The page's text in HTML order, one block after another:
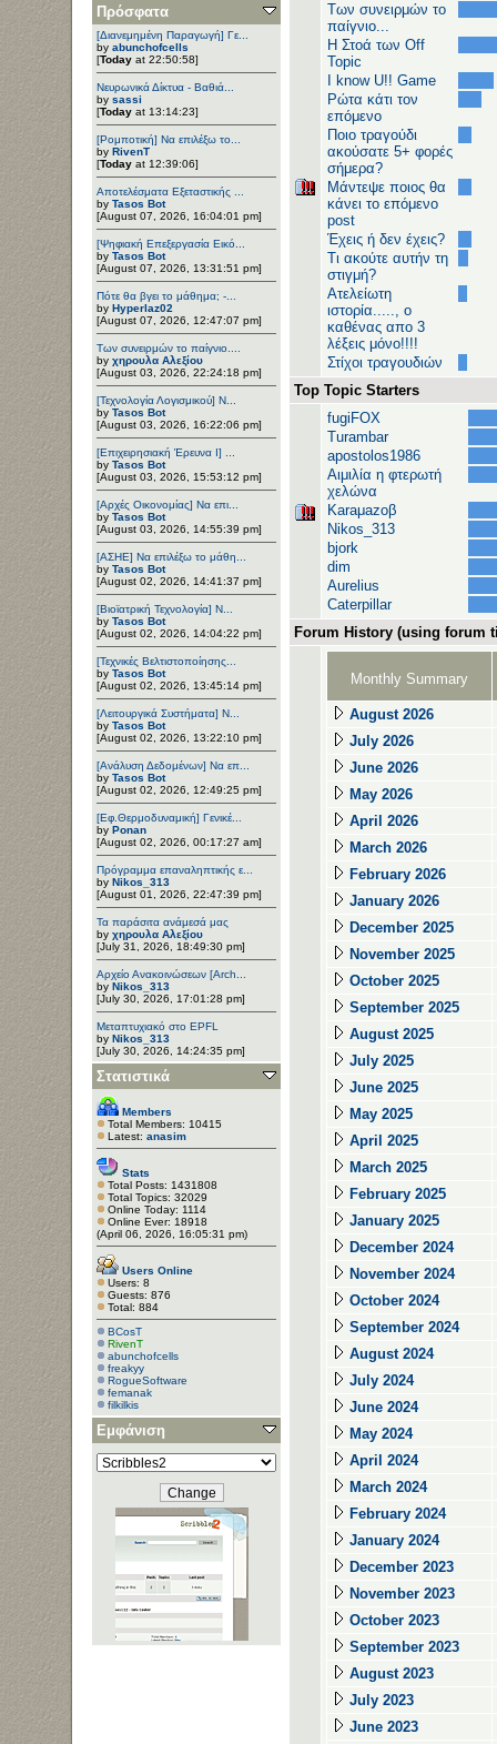
Πρόσφατα
[Διανεμημένη Παραγωγή] Γε...
by abunchofcells
[Today at 22:50:58]
Νευρωνικά Δίκτυα - Βαθιά...
by sassi
[Today at 13:14:23]
[Ρομποτική] Να επιλέξω το...
by RivenT
[Today at 12:39:06]
Αποτελέσματα Εξεταστικής ...
by Tasos Bot
[August 07, 2026, 16:04:01 pm]
[Ψηφιακή Επεξεργασία Εικό...
by Tasos Bot
[August 07, 2026, 13:31:51 pm]
Πότε θα βγει το μάθημα; -...
by Hyperlaz02
[August 07, 2026, 12:47:07 pm]
Των συνειρμών το παίγνιο....
by χηρουλα Αλεξίου
[August 03, 2026, 22:24:18 pm]
[Τεχνολογία Λογισμικού] Ν...
by Tasos Bot
[August 03, 2026, 16:22:06 pm]
[Επιχειρησιακή Έρευνα Ι] ...
by Tasos Bot
[August 03, 2026, 15:53:12 pm]
[Αρχές Οικονομίας] Να επι...
by Tasos Bot
[August 03, 2026, 14:55:39 pm]
[ΑΣΗΕ] Να επιλέξω το μάθη...
by Tasos Bot
[August 02, 2026, 14:41:37 pm]
[Βιοϊατρική Τεχνολογία] Ν...
by Tasos Bot
[August 02, 2026, 14:04:22 pm]
[Τεχνικές Βελτιστοποίησης...
by Tasos Bot
[August 02, 2026, 13:45:14 pm]
[Λειτουργικά Συστήματα] Ν...
by Tasos Bot
[August 02, 2026, 13:22:10 pm]
[Ανάλυση Δεδομένων] Να επ...
by Tasos Bot
[August 02, 2026, 12:49:25 pm]
[Εφ.Θερμοδυναμική] Γενικέ...
by Ponan
[August 02, 2026, 00:17:27 am]
Πρόγραμμα επαναληπτικής ε...
by Nikos_313
[August 01, 2026, 22:47:39 pm]
Τα παράσιτα ανάμεσά μας
by χηρουλα Αλεξίου
[July 31, 2026, 18:49:30 pm]
Αρχείο Ανακοινώσεων [Arch...
by Nikos_313
[July 30, 2026, 17:01:28 pm]
Μεταπτυχιακό στο EPFL
by Nikos_313
[July 30, 2026, 14:24:35 pm]
Στατιστικά
Members
Total Members: 10415
Latest: anasim
Stats
Total Posts: 1431808
Total Topics: 32029
Online Today: 1114
Online Ever: 18918
(April 06, 2026, 16:05:31 pm)
Users Online
Users: 8
Guests: 876
Total: 884
BCosT
RivenT
abunchofcells
freakyy
RogueSoftware
femanak
filkilkis
Εμφάνιση
Των συνειρμών το
παίγνιο...
H Στοά των Off
Topic
I know U!! Game
Ρώτα κάτι τον
επόμενο
Ποιο τραγούδι
ακούσατε 5+ φορές
σήμερα?
Μάντεψε ποιος θα
κάνει το επόμενο
post
Έχεις ή δεν έχεις?
Τι ακούτε αυτήν τη
στιγμή?
Ατελείωτη
ιστορία....., ο
καθένας απο 3
λέξεις μόνο!!!!
Στίχοι τραγουδιών
Top Topic Starters
fugiFOX
Turambar
apostolos1986
Αιμιλία η φτερωτή
χελώνα
Karaμazoβ
Nikos_313
bjork
dim
Aurelius
Caterpillar
Forum History (using forum
Monthly Summary
August 2026
July 2026
June 2026
May 2026
April 2026
March 2026
February 2026
January 2026
December 2025
November 2025
October 2025
September 2025
August 2025
July 2025
June 2025
May 2025
April 2025
March 2025
February 2025
January 2025
December 2024
November 2024
October 2024
September 2024
August 2024
July 2024
June 2024
May 2024
April 2024
March 2024
February 2024
January 2024
December 2023
November 2023
October 2023
September 2023
August 2023
July 2023
June 2023